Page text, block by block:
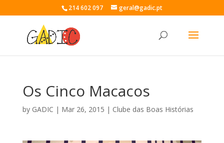
214 602 097 geral@gadic.pt
Os Cinco Macacos
by GADIC | Mar 26, 2015 | Clube das Boas Histórias